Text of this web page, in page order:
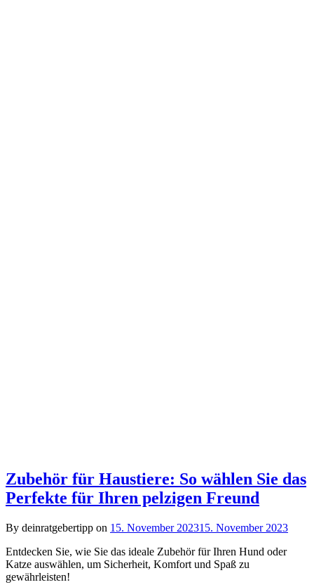
Zubehör für Haustiere: So wählen Sie das
Perfekte für Ihren pelzigen Freund
By deinratgebertipp on 15. November 202315. November 2023
Entdecken Sie, wie Sie das ideale Zubehör für Ihren Hund oder
Katze auswählen, um Sicherheit, Komfort und Spaß zu
gewährleisten!